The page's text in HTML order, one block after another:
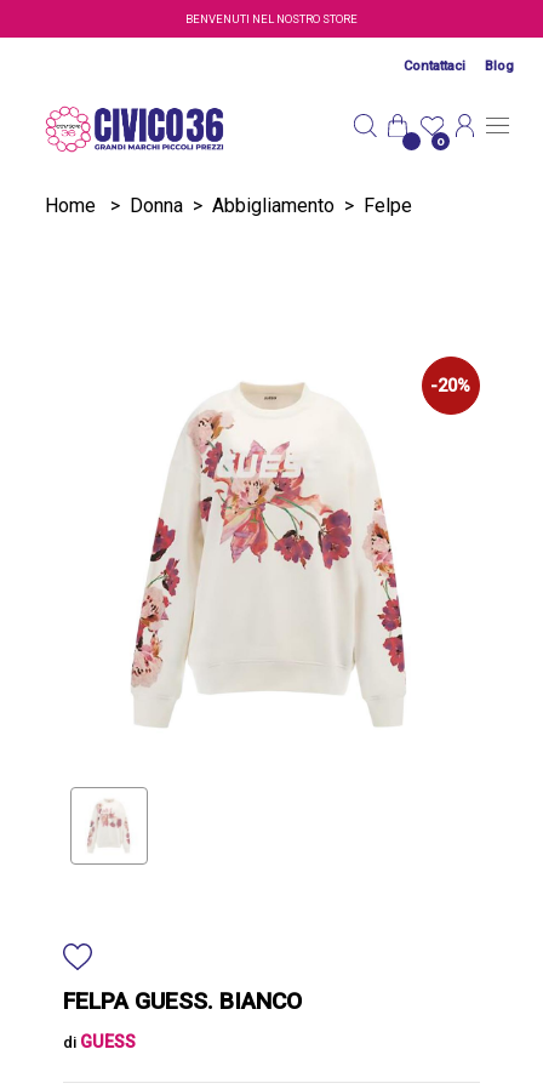
Salta al contenuto principaleBENVENUTI NEL NOSTRO STORE
Contattaci Blog
0
Home > Donna > Abbigliamento > Felpe
-20%
FELPA GUESS. BIANCO
di GUESS